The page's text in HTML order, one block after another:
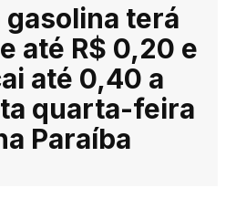
gasolina terá
até R$ 0,20 e
até 0,40 a
quarta-feira
Paraíba